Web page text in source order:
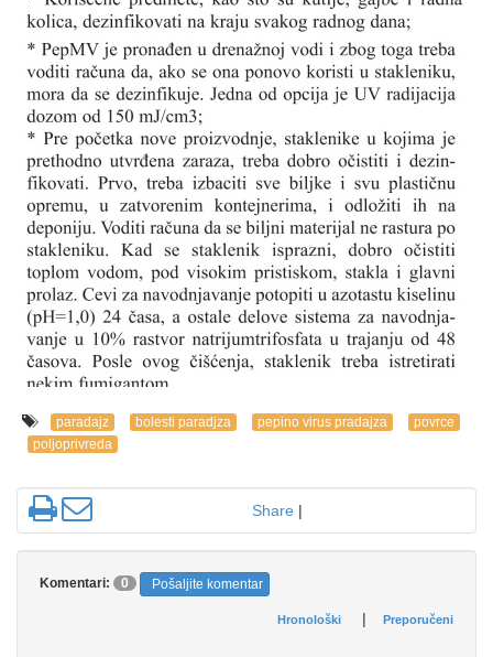
paradajz bolesti paradjza pepino virus pradajza
povrce
poljoprivreda
Share |
Komentari: 0 Pošaljite komentar
Preporučeni
Hronološki |